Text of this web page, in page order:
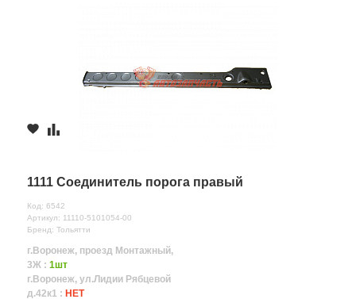
1111 Соединитель порога правый
Код: 6542
Артикул: 11110-5101054-00
Бренд: Тольятти
г.Воронеж, проезд Монтажный,
3Ж : 1шт
г.Воронеж, ул.Лидии Рябцевой
д.42к1 : НЕТ